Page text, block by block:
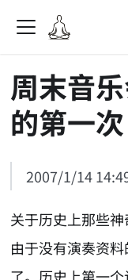
周末音
的第一次
2007/1/14
关于历史上那些神
由于没有演奏资
了。历史上第一